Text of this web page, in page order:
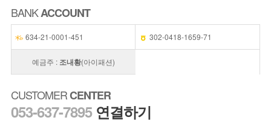
BANKACCOUNT
634-21-0001-451 302-0418-1659-71
예금주 : 조내황(아이패션)
CUSTOMERCENTER
053-637-7895 연결하기